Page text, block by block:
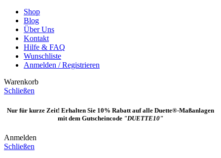
Shop
Blog
Über Uns
Kontakt
Hilfe & FAQ
Wunschliste
Anmelden / Registrieren
Warenkorb
Schließen
Nur für kurze Zeit! Erhalten Sie 10% Rabatt auf alle Duette®-Maßanlagen
mit dem Gutscheincode "DUETTE10"
Anmelden
Schließen